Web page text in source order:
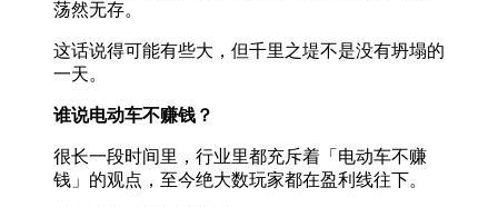
荡然无存。
这话说得可能有些大，但千里之堤不是没有坍塌的
一天。
谁说电动车不赚钱？
很长一段时间里，行业里都充斥着「电动车不赚
钱」的观点，至今绝大数玩家都在盈利线往下。